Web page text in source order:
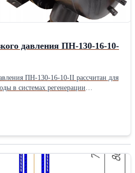
давления ПН-130-16-10-
ПН-130-16-10-II рассчитан для
в системах регенерации
работы
ПН (ПНД) в том что, в
вода перемещается по
греющий пар идет через
в межтрубное пространство.